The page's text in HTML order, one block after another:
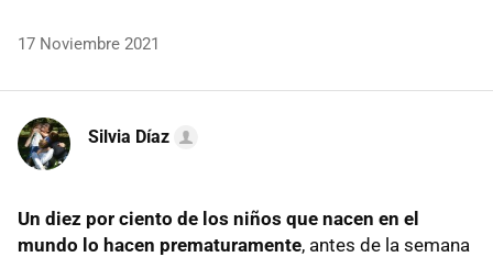
17 Noviembre 2021
Silvia Díaz
Un diez por ciento de los niños que nacen en el
mundo lo hacen prematuramente, antes de la semana